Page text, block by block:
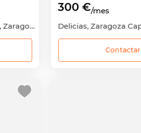
El Rabal, Zaragoza Capital, Zaragoza
300 €/mes
Contactar